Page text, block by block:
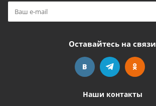
Оставайтесь на связи
Наши контакты